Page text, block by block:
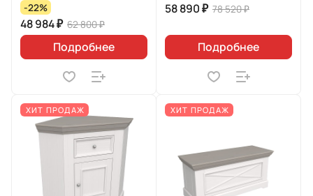
-22%
48 984 ₽ 62 800 ₽
Подробнее
58 890 ₽ 78 520 ₽
Подробнее
ХИТ ПРОДАЖ ХИТ ПРОДАЖ